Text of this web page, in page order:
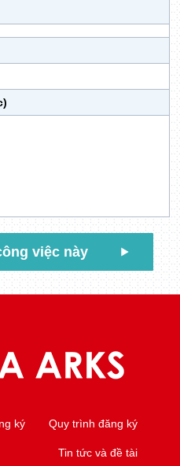
việc này
ký Quy trình đăng ký
Tin tức và đề tài